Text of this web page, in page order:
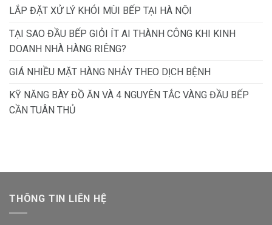
LẮP ĐẶT XỬ LÝ KHÓI MÙI BẾP TẠI HÀ NỘI
TẠI SAO ĐẦU BẾP GIỎI ÍT AI THÀNH CÔNG KHI KINH
DOANH NHÀ HÀNG RIÊNG?
GIÁ NHIỀU MẶT HÀNG NHẢY THEO DỊCH BỆNH
KỸ NĂNG BÀY ĐỒ ĂN VÀ 4 NGUYÊN TẮC VÀNG ĐẦU BẾP
CẦN TUÂN THỦ
THÔNG TIN LIÊN HỆ